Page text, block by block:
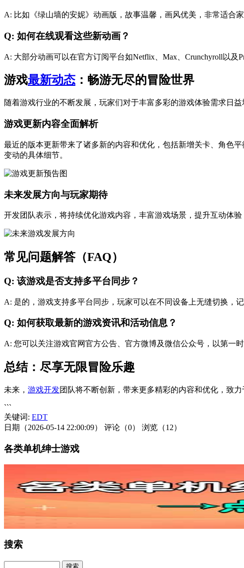
A: 比如《绿山墙的安妮》动画版，故事温馨，画风优美，非常适合
Q: 如何在线观看这些新动画？
A: 大部分动画可以在官方订阅平台如Netflix、Max、Crunchyroll以
游戏最新动态 ：畅游无尽的冒险世界
随着游戏行业的不断发展，玩家们对于丰富多彩的游戏体验需求日
游戏更新内容全面解析
最近的版本更新带来了诸多新的内容和优化，包括新增关卡、角色
变动的具体细节。
未来发展方向与玩家期待
开发团队表示，将持续优化游戏内容，丰富游戏场景，提升互动体
常见问题解答（FAQ）
Q: 该游戏是否支持多平台同步？
A: 是的，游戏支持多平台同步，玩家可以在不同设备上无缝切换，
Q: 如何获取最新的游戏资讯和活动信息？
A: 您可以关注游戏官网官方公告、官方微博及微信公众号，以第一
总结：尽享无限冒险乐趣
未来， 游戏开发团队将不断创新，带来更多精彩的内容和优化，致
```
关键词: EDT
日期（2026-05-14 22:00:09）
评论（0） 浏览（12）
各类单机绅士游戏
搜索